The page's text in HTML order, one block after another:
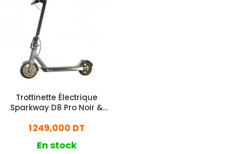
Trottinette Électrique
Sparkway D8 Pro Noir &
1 249,000 DT
En stock